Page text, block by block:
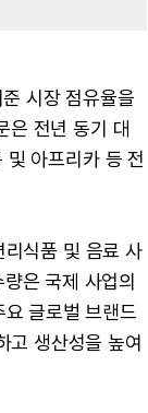
시장 점유율을
은 전년 동기 대
아프리카 등 전
식품 및 음료 사
은 국제 사업의
글로벌 브랜드
고 생산성을 높여